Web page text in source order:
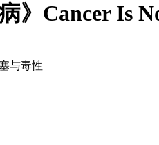
》Cancer Is
与毒性